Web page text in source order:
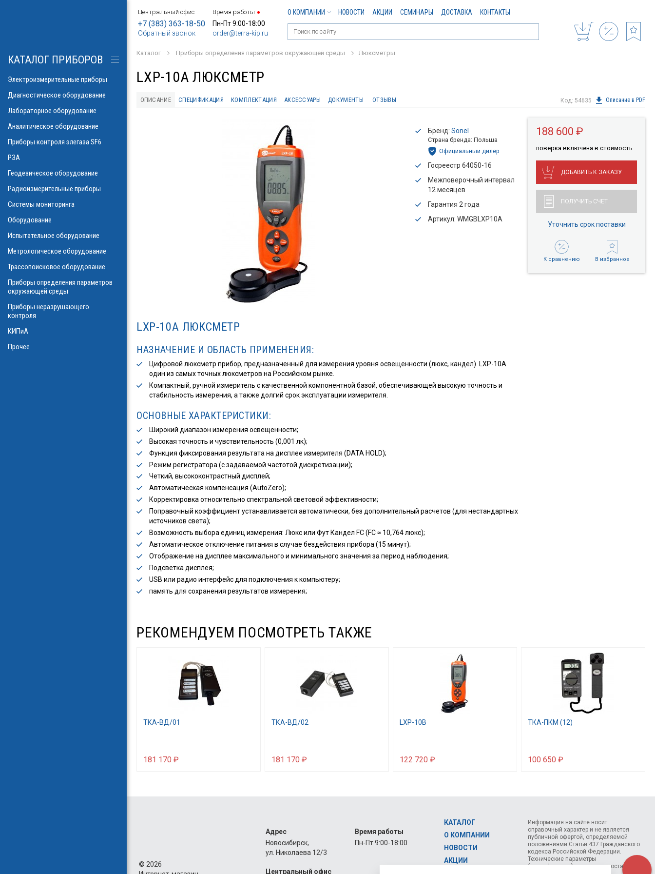
Центральный офис
+7 (383) 363-18-50
Обратный звонок
Время работы
Пн-Пт 9:00-18:00
order@terra-kip.ru
О КОМПАНИИ НОВОСТИ АКЦИИ СЕМИНАРЫ ДОСТАВКА КОНТАКТЫ
Каталог Приборы определения параметров окружающей среды Люксметры
LXP-10A ЛЮКСМЕТР
ОПИСАНИЕ СПЕЦИФИКАЦИЯ КОМПЛЕКТАЦИЯ АКСЕССУАРЫ ДОКУМЕНТЫ ОТЗЫВЫ Код: 54635 Описание в PDF
Бренд:Sonel
Страна бренда: Польша
Официальный дилер
Госреестр 64050-16
Межповерочный интервал
12 месяцев
Гарантия 2 года
Артикул: WMGBLXP10A
LXP-10A ЛЮКСМЕТР
НАЗНАЧЕНИЕ И ОБЛАСТЬ ПРИМЕНЕНИЯ:
Цифровой люксметр прибор, предназначенный для измерения уровня освещенности (люкс, кандел). LXP-10A
один из самых точных люксметров на Российском рынке.
Компактный, ручной измеритель с качественной компонентной базой, обеспечивающей высокую точность и
стабильность измерения, а также долгий срок эксплуатации измерителя.
ОСНОВНЫЕ ХАРАКТЕРИСТИКИ:
Широкий диапазон измерения освещенности;
Высокая точность и чувствительность (0,001 лк);
Функция фиксирования результата на дисплее измерителя (DATA HOLD);
Режим регистратора (с задаваемой частотой дискретизации);
Четкий, высококонтрастный дисплей;
Автоматическая компенсация (AutoZero);
Корректировка относительно спектральной световой эффективности;
Поправочный коэффициент устанавливается автоматически, без дополнительный расчетов (для нестандартных
источников света);
Возможность выбора единиц измерения: Люкс или Фут Кандел FC (FC ≈ 10,764 люкс);
Автоматическое отключение питания в случае бездействия прибора (15 минут);
Отображение на дисплее максимального и минимального значения за период наблюдения;
Подсветка дисплея;
USB или радио интерфейс для подключения к компьютеру;
память для сохранения результатов измерения;
188 600 ₽
поверкa включена в стоимость
ДОБАВИТЬ К ЗАКАЗУ
ПОЛУЧИТЬ СЧЕТ
Уточнить срок поставки
К сравнению В избранное
РЕКОМЕНДУЕМ ПОСМОТРЕТЬ ТАКЖЕ
ТКА-ВД/01
181 170 ₽
ТКА-ВД/02
181 170 ₽
LXP-10B
122 720 ₽
ТКА-ПКМ (12)
100 650 ₽
© 2026
Адрес
Новосибирск,
ул. Николаева 12/3
Время работы
Пн-Пт 9:00-18:00
Центральный офис
КАТАЛОГ
О КОМПАНИИ
НОВОСТИ
АКЦИИ
Информация на сайте носит
справочный характер и не является
публичной офертой, определяемой
положениями Статьи 437 Гражданского
кодекса Российской Федерации.
Технические параметры
(спецификация) и комплект поставки
КАТАЛОГ ПРИБОРОВ
Электроизмерительные приборы
Диагностическое оборудование
Лабораторное оборудование
Аналитическое оборудование
Приборы контроля элегаза SF6
РЗА
Геодезическое оборудование
Радиоизмерительные приборы
Системы мониторинга
Оборудование
Испытательное оборудование
Метрологическое оборудование
Трассопоисковое оборудование
Приборы определения параметров
окружающей среды
Приборы неразрушающего
контроля
КИПиА
Прочее
ноль
УФ)
инверсионной
элегаза
потерь\
и влажности
газов в масле
оборудования
масле
линий
потоков
физических
РПН